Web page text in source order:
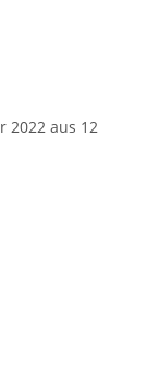
2022 aus 12